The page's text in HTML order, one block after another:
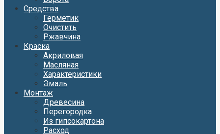
Средства
Герметик
Очистить
Ржавчина
Краска
Акриловая
Масляная
Характеристики
Эмаль
Монтаж
Древесина
Перегородка
Из гипсокартона
Расход